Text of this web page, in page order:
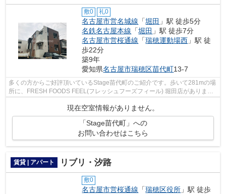
敷0 礼0
名古屋市営名城線 「堀田 」駅 徒歩5分
名鉄名古屋本線 「堀田 」駅 徒歩7分
名古屋市営桜通線 「瑞穂運動場西 」駅 徒
歩22分
築9年
愛知県名古屋市瑞穂区苗代町13-7
多くの方からご好評頂いているStage苗代町のご紹介です。歩いて281mの場
所に、FRESH FOODS FEEL(フレッシュフーズフィール) 堀田店がありま
現在空室情報がありません。
「Stage苗代町」への
お問い合わせはこちら
賃貸 | アパート リブリ・汐路
敷0
名古屋市営桜通線 「瑞穂区役所 」駅 徒歩